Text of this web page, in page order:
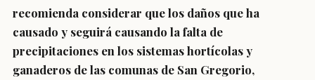
recomienda considerar que los daños que ha
causado y seguirá causando la falta de
precipitaciones en los sistemas hortícolas y
ganaderos de las comunas de San Gregorio,